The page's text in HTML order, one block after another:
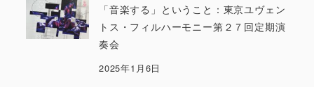
「音楽する」ということ：東京ユヴェン
トス・フィルハーモニー第２７回定期演
奏会
2025年1月6日